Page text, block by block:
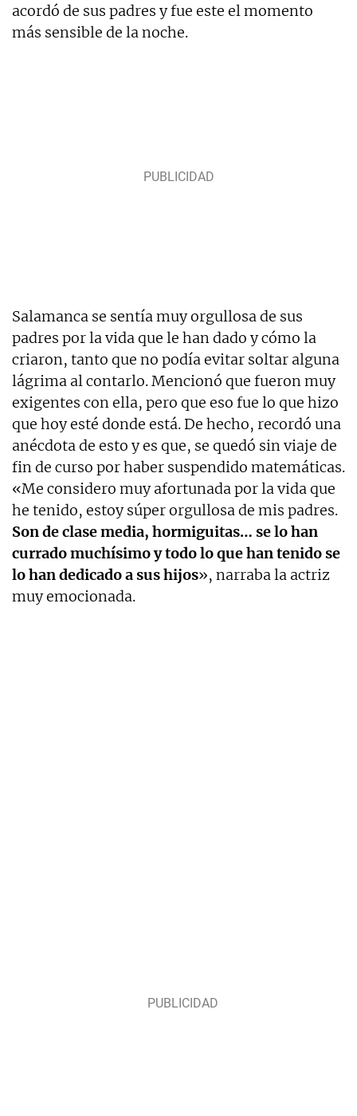
acordó de sus padres y fue este el momento
más sensible de la noche.
Salamanca se sentía muy orgullosa de sus
padres por la vida que le han dado y cómo la
criaron, tanto que no podía evitar soltar alguna
lágrima al contarlo. Mencionó que fueron muy
exigentes con ella, pero que eso fue lo que hizo
que hoy esté donde está. De hecho, recordó una
anécdota de esto y es que, se quedó sin viaje de
fin de curso por haber suspendido matemáticas.
«Me considero muy afortunada por la vida que
he tenido, estoy súper orgullosa de mis padres.
Son de clase media, hormiguitas… se lo han
currado muchísimo y todo lo que han tenido se
lo han dedicado a sus hijos», narraba la actriz
muy emocionada.